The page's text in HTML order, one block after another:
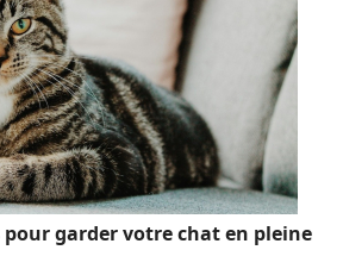
garder votre chat en pleine